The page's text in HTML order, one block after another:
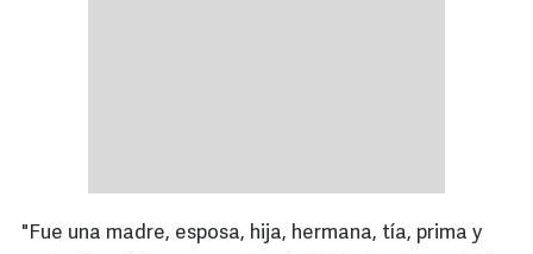
"Fue una madre, esposa, hija, hermana, tía, prima y